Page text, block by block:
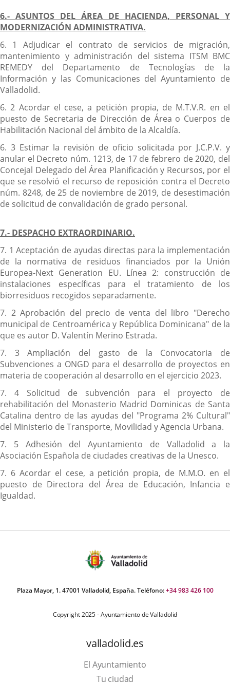
6.- ASUNTOS DEL ÁREA DE HACIENDA, PERSONAL Y
MODERNIZACIÓN ADMINISTRATIVA.
6. 1 Adjudicar el contrato de servicios de migración,
mantenimiento y administración del sistema ITSM BMC
REMEDY del Departamento de Tecnologías de la
Información y las Comunicaciones del Ayuntamiento de
Valladolid.
6. 2 Acordar el cese, a petición propia, de M.T.V.R. en el
puesto de Secretaria de Dirección de Área o Cuerpos de
Habilitación Nacional del ámbito de la Alcaldía.
6. 3 Estimar la revisión de oficio solicitada por J.C.P.V. y
anular el Decreto núm. 1213, de 17 de febrero de 2020, del
Concejal Delegado del Área Planificación y Recursos, por el
que se resolvió el recurso de reposición contra el Decreto
núm. 8248, de 25 de noviembre de 2019, de desestimación
de solicitud de convalidación de grado personal.
7.- DESPACHO EXTRAORDINARIO.
7. 1 Aceptación de ayudas directas para la implementación
de la normativa de residuos financiados por la Unión
Europea-Next Generation EU. Línea 2: construcción de
instalaciones específicas para el tratamiento de los
biorresiduos recogidos separadamente.
7. 2 Aprobación del precio de venta del libro "Derecho
municipal de Centroamérica y República Dominicana" de la
que es autor D. Valentín Merino Estrada.
7. 3 Ampliación del gasto de la Convocatoria de
Subvenciones a ONGD para el desarrollo de proyectos en
materia de cooperación al desarrollo en el ejercicio 2023.
7. 4 Solicitud de subvención para el proyecto de
rehabilitación del Monasterio Madrid Dominicas de Santa
Catalina dentro de las ayudas del "Programa 2% Cultural"
del Ministerio de Transporte, Movilidad y Agencia Urbana.
7. 5 Adhesión del Ayuntamiento de Valladolid a la
Asociación Española de ciudades creativas de la Unesco.
7. 6 Acordar el cese, a petición propia, de M.M.O. en el
puesto de Directora del Área de Educación, Infancia e
Igualdad.
Plaza Mayor, 1. 47001 Valladolid, España. Teléfono:+34 983 426 100
Copyright 2025 - Ayuntamiento de Valladolid
valladolid.es
El Ayuntamiento
Tu ciudad